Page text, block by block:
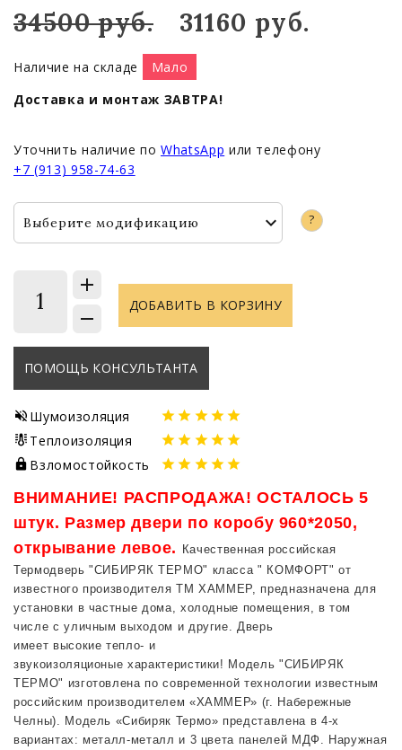
34500 руб. 31160 руб.
Наличие на складе
Мало
Доставка и монтаж ЗАВТРА!
Уточнить наличие по WhatsApp или телефону
+7 (913) 958-74-63
Выберите модификацию ?
1 ДОБАВИТЬ В КОРЗИНУ
ПОМОЩЬ КОНСУЛЬТАНТА
Шумоизоляция
Теплоизоляция
Взломостойкость
ВНИМАНИЕ! РАСПРОДАЖА! ОСТАЛОСЬ 5
штук. Размер двери по коробу 960*2050,
открывание левое.
Качественная российская
Термодверь "СИБИРЯК ТЕРМО" класса " КОМФОРТ"от
известного производителя ТМ ХАММЕР, предназначена для
установки в частные дома, холодные помещения, в том
числе с уличным выходом и другие. Дверь
имеет высокие тепло- и
звукоизоляционые характеристики! Модель "СИБИРЯК
ТЕРМО" изготовлена по современной технологии известным
российским производителем «ХАММЕР» (г. Набережные
Челны). Модель «Сибиряк Термо» представлена в 4-х
вариантах: металл-металл и 3 цвета панелей МДФ. Наружная